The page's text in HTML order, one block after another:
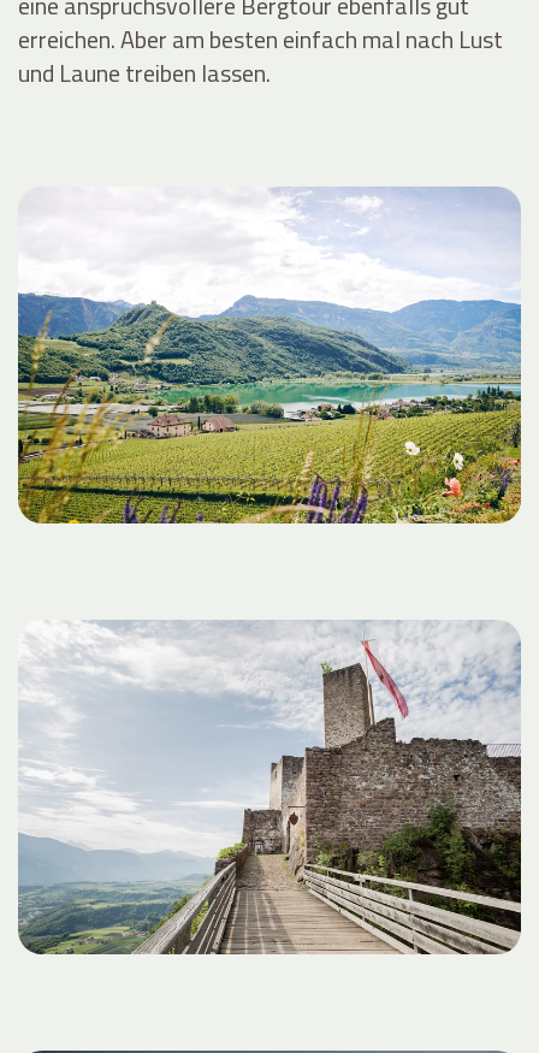
erreichen. Aber am besten einfach mal nach Lust
und Laune treiben lassen.